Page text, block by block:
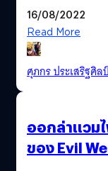
16/08/2022
Read More
ศุภกร ประเสริฐศิล
ออกล่าแวม
ของ Evil